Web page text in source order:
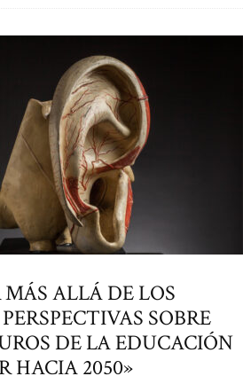
MÁS ALLÁ DE LOS
SOBRE
DE LA EDUCACIÓN
HACIA 2050»